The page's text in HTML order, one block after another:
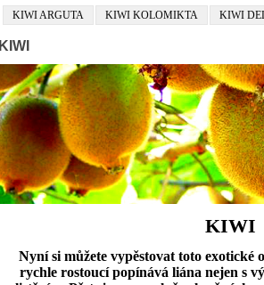
KIWI ARGUTA KIWI KOLOMIKTA KIWI
KIWI
KIWI
Nyní si můžete vypěstovat toto exotické
rychle rostoucí popínává liána nejen s